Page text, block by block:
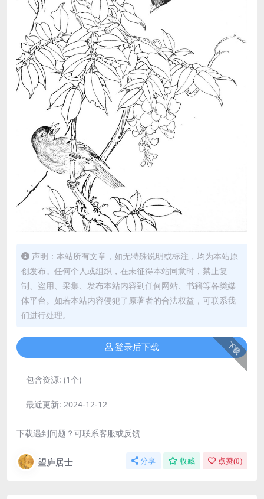
声明：本站所有文章，如无特殊说明或标注，均为本站原
创发布。任何个人或组织，在未征得本站同意时，禁止复
制、盗用、采集、发布本站内容到任何网站、书籍等各类媒
体平台。如若本站内容侵犯了原著者的合法权益，可联系我
们进行处理。
下载
登录后下载
包含资源: (1个)
最近更新: 2024-12-12
下载遇到问题？可联系客服或反馈
望庐居士 分享 收藏 点赞(0)